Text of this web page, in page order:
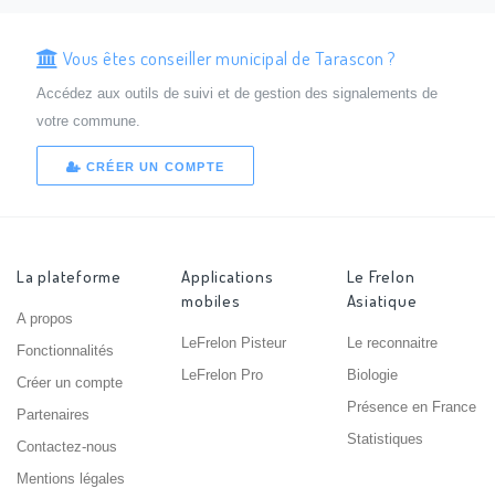
Vous êtes conseiller municipal de Tarascon ?
Accédez aux outils de suivi et de gestion des signalements de
votre commune.
CRÉER UN COMPTE
La plateforme
A propos
Fonctionnalités
Créer un compte
Partenaires
Contactez-nous
Mentions légales
Applications
mobiles
LeFrelon Pisteur
LeFrelon Pro
Le Frelon
Asiatique
Le reconnaitre
Biologie
Présence en France
Statistiques